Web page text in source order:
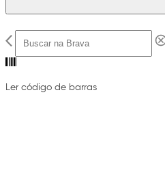
Ler código de barras